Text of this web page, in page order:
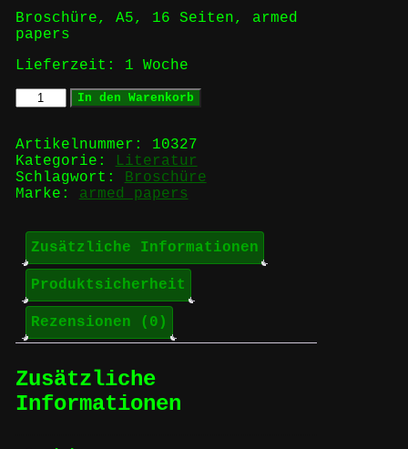
Broschüre, A5, 16 Seiten, armed
papers
Lieferzeit: 1 Woche
die
Menge
In den Warenkorb
Artikelnummer: 10327
Kategorie:
Literatur
Schlagwort: Broschüre
Marke: armed papers
Zusätzliche Informationen
Produktsicherheit
Rezensionen (0)
Zusätzliche
Informationen